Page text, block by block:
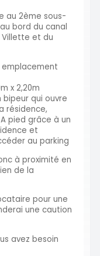
au 2ème sous-
bord du canal
et du
emplacement
x 2,20m
qui ouvre
résidence,
pied grâce à un
et
au parking
à proximité en
de la
pour une
une caution
avez besoin